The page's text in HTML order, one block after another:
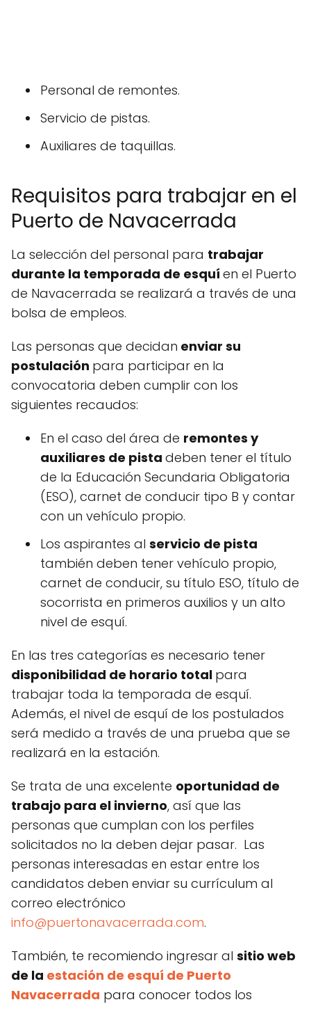
Personal de remontes.
Servicio de pistas.
Auxiliares de taquillas.
Requisitos para trabajar en el
Puerto de Navacerrada
La selección del personal para trabajar
durante la temporada de esquí en el Puerto
de Navacerrada se realizará a través de una
bolsa de empleos.
Las personas que decidan enviar su
postulación para participar en la
convocatoria deben cumplir con los
siguientes recaudos:
En el caso del área de remontes y
auxiliares de pista deben tener el título
de la Educación Secundaria Obligatoria
(ESO), carnet de conducir tipo B y contar
con un vehículo propio.
Los aspirantes al servicio de pista
también deben tener vehículo propio,
carnet de conducir, su título ESO, título de
socorrista en primeros auxilios y un alto
nivel de esquí.
En las tres categorías es necesario tener
disponibilidad de horario total para
trabajar toda la temporada de esquí.
Además, el nivel de esquí de los postulados
será medido a través de una prueba que se
realizará en la estación.
Se trata de una excelente oportunidad de
trabajo para el invierno, así que las
personas que cumplan con los perfiles
solicitados no la deben dejar pasar. Las
personas interesadas en estar entre los
candidatos deben enviar su currículum al
correo electrónico
info@puertonavacerrada.com.
También, te recomiendo ingresar al sitio web
de la estación de esquí de Puerto
Navacerrada para conocer todos los